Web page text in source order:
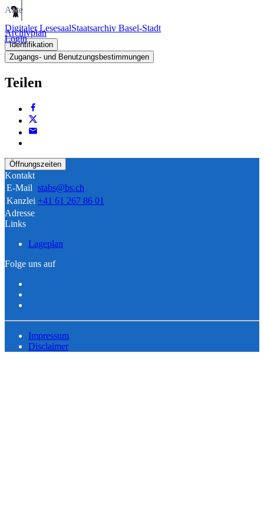
Digitaler LesesaalStaatsarchiv Basel-Stadt
Login
Akte
Archivplan
Identifikation
Zugangs- und Benutzungsbestimmungen
Teilen
Öffnungszeiten
Kontakt
E-Mail stabs@bs.ch
Kanzlei +41 61 267 86 01
Adresse
Links
Lageplan
Folge uns auf
Impressum
Disclaimer